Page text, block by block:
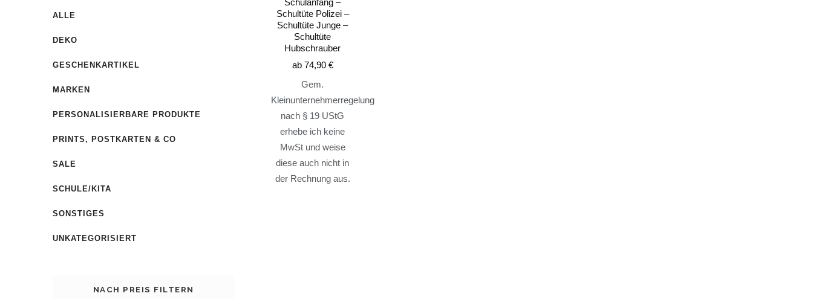
Schulanfang –
Schultüte Polizei –
Schultüte Junge –
Schultüte
Hubschrauber
ab 74,90 €
Gem.
Kleinunternehmerregelung
nach § 19 UStG
erhebe ich keine
MwSt und weise
diese auch nicht in
der Rechnung aus.
ALLE
DEKO
GESCHENKARTIKEL
MARKEN
PERSONALISIERBARE PRODUKTE
PRINTS, POSTKARTEN & CO
SALE
SCHULE/KITA
SONSTIGES
UNKATEGORISIERT
NACH PREIS FILTERN